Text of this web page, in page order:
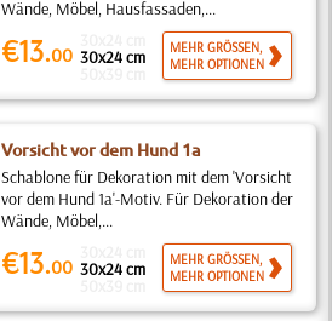
Wände, Möbel, Hausfassaden,...
€13.00 30x24 cm
MEHR GRÖSSEN,
MEHR OPTIONEN
Vorsicht vor dem Hund 1a
Schablone für Dekoration mit dem 'Vorsicht
vor dem Hund 1a'-Motiv. Für Dekoration der
Wände, Möbel,...
€13.00 30x24 cm
MEHR GRÖSSEN,
MEHR OPTIONEN